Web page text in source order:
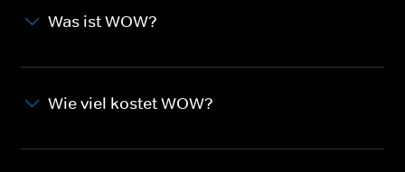
Was ist WOW?
Wie viel kostet WOW?